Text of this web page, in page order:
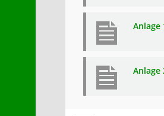
Anlage
Anlage